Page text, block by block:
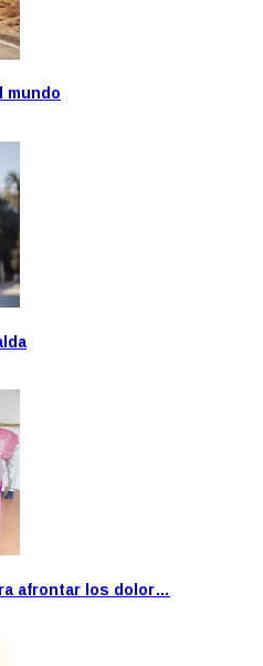
mundo
afrontar los dolor…